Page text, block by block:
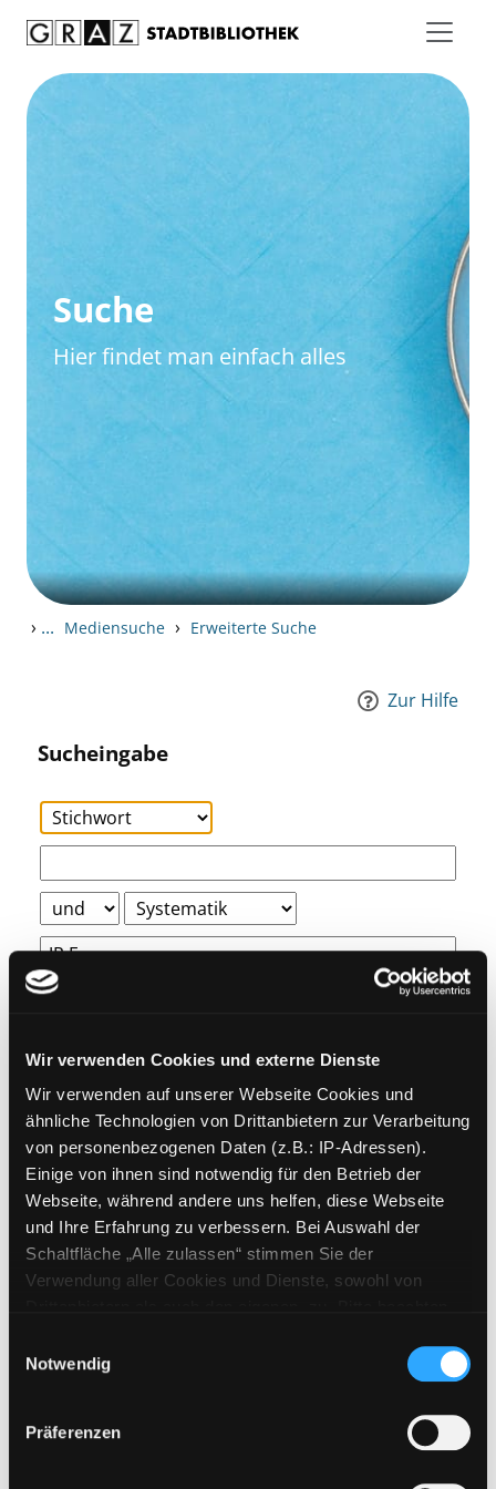
Wir verwenden Cookies und externe Dienste
Wir verwenden auf unserer Webseite Cookies und
ähnliche Technologien von Drittanbietern zur Verarbeitung
von personenbezogenen Daten (z.B.: IP-Adressen).
Einige von ihnen sind notwendig für den Betrieb der
Webseite, während andere uns helfen, diese Webseite
und Ihre Erfahrung zu verbessern. Bei Auswahl der
Schaltfläche „Alle zulassen“ stimmen Sie der
Verwendung aller Cookies und Dienste, sowohl von
Cookies von Drittanbietern, eine Verarbeitung in
unsicheren Drittländern (Länder außerhalb des EWR
ohne adäquates Datenschutzniveau) stattfinden kann. In
diesem Zusammenhang können aktuell Risiken für
Notwendig
Präferenzen
Suche
Hier findet man einfach alles
› ... Mediensuche › Erweiterte Suche
Zur Hilfe
Sucheingabe
Weitere Suchkriterien
Erwerbungen der letzten Tage
Jahr von
Medien anzeigen, die nach dem Jahr veröffentlicht
Jahr bis
Medien anzeigen, die vor dem
E-Medien
Mediengruppe